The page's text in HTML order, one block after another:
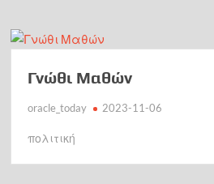
Γνώθι Μαθών
oracle_today 2023-11-06
πολιτική